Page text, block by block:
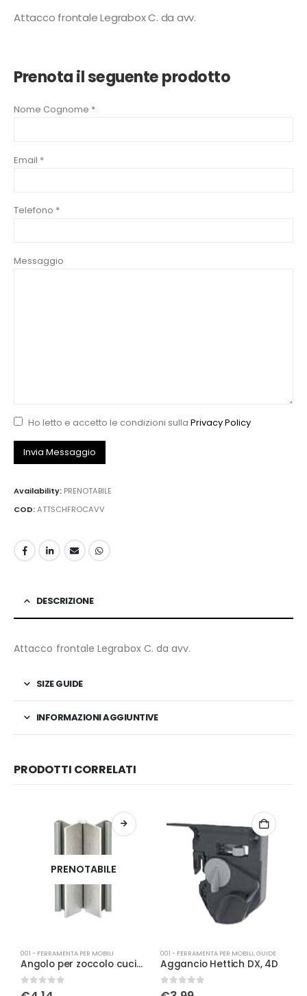
Attacco frontale Legrabox C. da avv.
Prenota il seguente prodotto
Nome Cognome *
Email *
Telefono *
Messaggio
Ho letto e accetto le condizioni sulla Privacy Policy
Availability: PRENOTABILE
COD:ATTSCHFROCAVV
DESCRIZIONE
Attacco frontale Legrabox C. da avv.
SIZE GUIDE
INFORMAZIONI AGGIUNTIVE
PRODOTTI CORRELATI
PRENOTABILE
001 - FERRAMENTA PER MOBILI
Angolo per zoccolo cucina in all. H150
0Su 5
001 - FERRAMENTA PER MOBILI,GUIDE
Aggancio Hettich DX, 4D
0Su 5